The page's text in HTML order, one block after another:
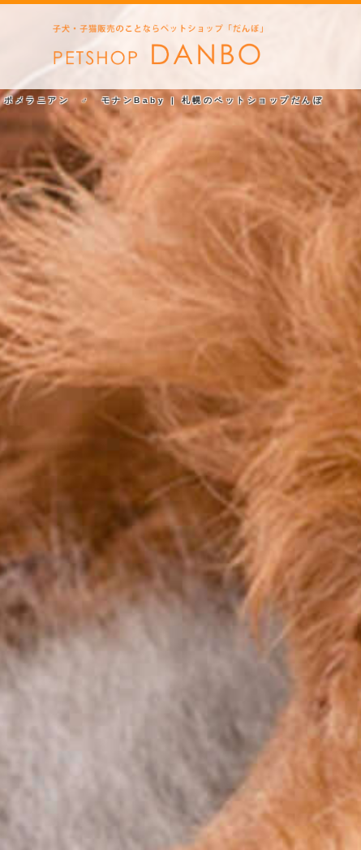
ポメラニアン ♂ モナンBaby | 札幌のペットショップだんぼ